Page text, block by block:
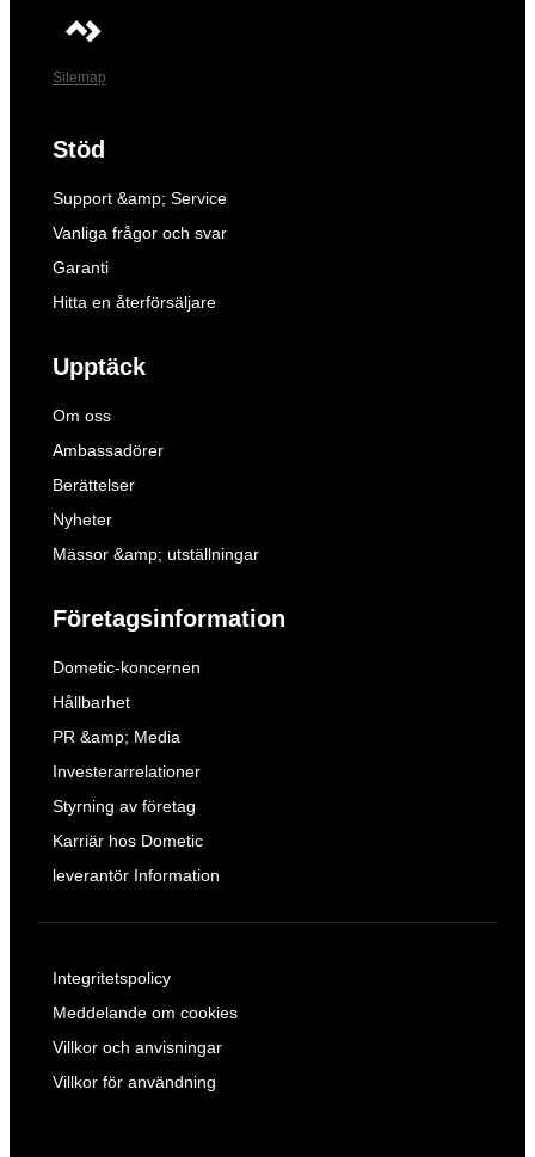
Sitemap
Stöd
Support &amp; Service
Vanliga frågor och svar
Garanti
Hitta en återförsäljare
Upptäck
Om oss
Ambassadörer
Berättelser
Nyheter
Mässor &amp; utställningar
Företagsinformation
Dometic-koncernen
Hållbarhet
PR &amp; Media
Investerarrelationer
Styrning av företag
Karriär hos Dometic
leverantör Information
Integritetspolicy
Meddelande om cookies
Villkor och anvisningar
Villkor för användning